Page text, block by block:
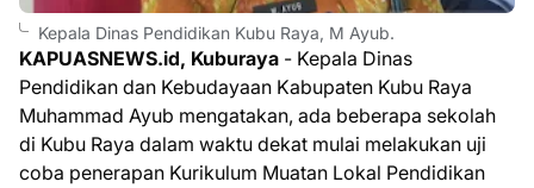
Kepala Dinas Pendidikan Kubu Raya, M Ayub.
KAPUASNEWS.id, Kuburaya - Kepala Dinas
Pendidikan dan Kebudayaan Kabupaten Kubu Raya
Muhammad Ayub mengatakan, ada beberapa sekolah
di Kubu Raya dalam waktu dekat mulai melakukan uji
coba penerapan Kurikulum Muatan Lokal Pendidikan